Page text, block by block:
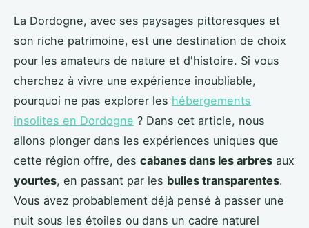
La Dordogne, avec ses paysages pittoresques et
son riche patrimoine, est une destination de choix
pour les amateurs de nature et d'histoire. Si vous
cherchez à vivre une expérience inoubliable,
pourquoi ne pas explorer les hébergements
insolites en Dordogne ? Dans cet article, nous
allons plonger dans les expériences uniques que
cette région offre, des cabanes dans les arbres aux
yourtes, en passant par les bulles transparentes.
Vous avez probablement déjà pensé à passer une
nuit sous les étoiles ou dans un cadre naturel